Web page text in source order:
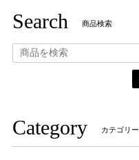
Search 商品検索
Category カテゴリー